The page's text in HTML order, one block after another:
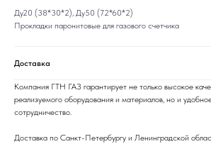
Ду20 (38*30*2), Ду50 (72*60*2)
Прокладки паронитовые для газового счетчика
Доставка
Компания ГТН ГАЗ гарантирует не только высокое
реализуемого оборудования и материалов, но и
сотрудничество.
Доставка по Санкт-Петербургу и Ленинградской